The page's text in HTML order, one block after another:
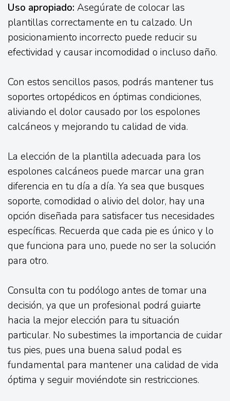
Uso apropiado: Asegúrate de colocar las
plantillas correctamente en tu calzado. Un
posicionamiento incorrecto puede reducir su
efectividad y causar incomodidad o incluso daño.
Con estos sencillos pasos, podrás mantener tus
soportes ortopédicos en óptimas condiciones,
aliviando el dolor causado por los espolones
calcáneos y mejorando tu calidad de vida.
La elección de la plantilla adecuada para los
espolones calcáneos puede marcar una gran
diferencia en tu día a día. Ya sea que busques
soporte, comodidad o alivio del dolor, hay una
opción diseñada para satisfacer tus necesidades
específicas. Recuerda que cada pie es único y lo
que funciona para uno, puede no ser la solución
para otro.
Consulta con tu podólogo antes de tomar una
decisión, ya que un profesional podrá guiarte
hacia la mejor elección para tu situación
particular. No subestimes la importancia de cuidar
tus pies, pues una buena salud podal es
fundamental para mantener una calidad de vida
óptima y seguir moviéndote sin restricciones.